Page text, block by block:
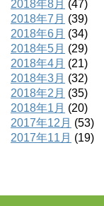
2018年8月 (47)
2018年7月 (39)
2018年6月 (34)
2018年5月 (29)
2018年4月 (21)
2018年3月 (32)
2018年2月 (35)
2018年1月 (20)
2017年12月 (53)
2017年11月 (19)